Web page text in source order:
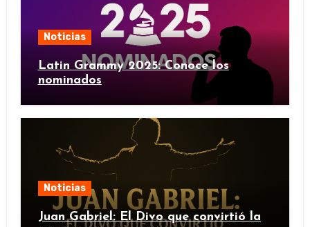
Noticias
Latin Grammy 2025: Conoce los
nominados
Noticias
Juan Gabriel: El Divo que convirtió la